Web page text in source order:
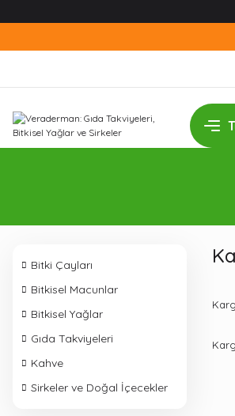
Bitki Çayları
Bitkisel Macunlar
Bitkisel Yağlar
Gıda Takviyeleri
Kahve
Sirkeler ve Doğal İçecekler